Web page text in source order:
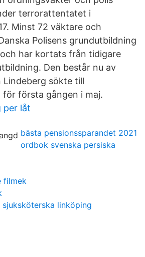
terrorattentatet i
Minst 72 väktare och
Polisens grundutbildning
har kortats från tidigare
Den består nu av
sökte till
första gången i maj.
per låt
bästa pensionssparandet 2021
ordbok svenska persiska
filmek
linköping